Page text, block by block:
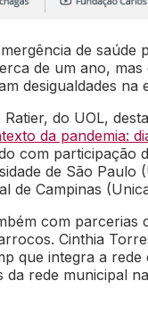
de
de um ano, mas
desigualdades na
do UOL,
da pandemia:
com participação
de São Paulo
de Campinas
com parcerias
Cinthia
que integra a
da rede municipal